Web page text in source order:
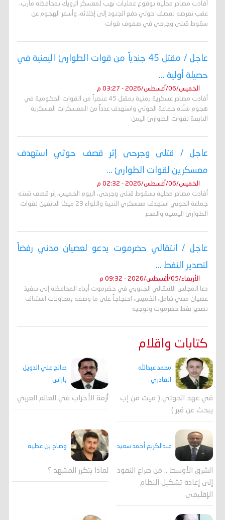
أفادت مصادر محلية بوقوع عمليات نهب لمعسكر الرويك بمحافظة مأرب،
عقب تعرضه لقصف حوثي دفع الجنود إلى إخلائه، وأسفر الهجوم عن
سقوط قتلى وجرحى في صفوف قوات
عاجل / مقتل 45 جندياً من قوات الطوارئ اليمنية في
حصيلة أولية ...
الخميس/06/أغسطس/2026 - 03:27 م
أفادت مصادر عسكرية يمنية بمقتل 45 عنصراً من القوات الحكومية في
هجوم شنّته جماعة الحوثي واستهدف عدداً من المعسكرات العسكرية
التابعة لقوات الطوارئ اليمن
عاجل / قتلى وجرحى إثر قصف حوثي استهدف
معسكرين لقوات الطوارئ ...
الخميس/06/أغسطس/2026 - 02:32 م
أفادت مصادر محلية بسقوط قتلى وجرحى، اليوم الخميس، إثر قصف شنته
جماعة الحوثي استهدف معسكري الثنية واللواء 23 ميكا التابعين لقوات
الطوارئ اليمنية والمدع
عاجل / انتقالي حضرموت يدعو لعصيان مدني رفضاً
لتصدير النفط ...
الأربعاء/05/أغسطس/2026 - 09:32 م
دعا المجلس الانتقالي الجنوبي في حضرموت أبناء المحافظة إلى تنفيذ
عصيان مدني شامل، الخميس، احتجاجاً على ما وصفه بمحاولات استئناف
تصدير نفط حضرموت وتوجيه
كتابات واقلام
محمد عبدالله
القادري
في عهد الحوثي ( ميت من إب
يبحث عن قبر )
صالح علي الدويل
باراس
أزمة الأحزاب في العالم العربي
عبدالكريم أحمد سعيد
الشرق الأوسط .. من صراع النفوذ
إلى إعادة تشكيل النظام
الإقليمي
وضاح بن عطية
لماذا يتكرر المشهد ؟